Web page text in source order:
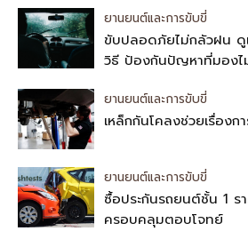
ยานยนต์และการขับขี่
ขับปลอดภัยไม่กลัวฝน ดู
วิธี ป้องกันปัญหาที่มองไ
ยานยนต์และการขับขี่
เหล็กกันโคลงช่วยเรื่องก
ยานยนต์และการขับขี่
ซื้อประกันรถยนต์ชั้น 1 ร
ครอบคลุมตอบโจทย์